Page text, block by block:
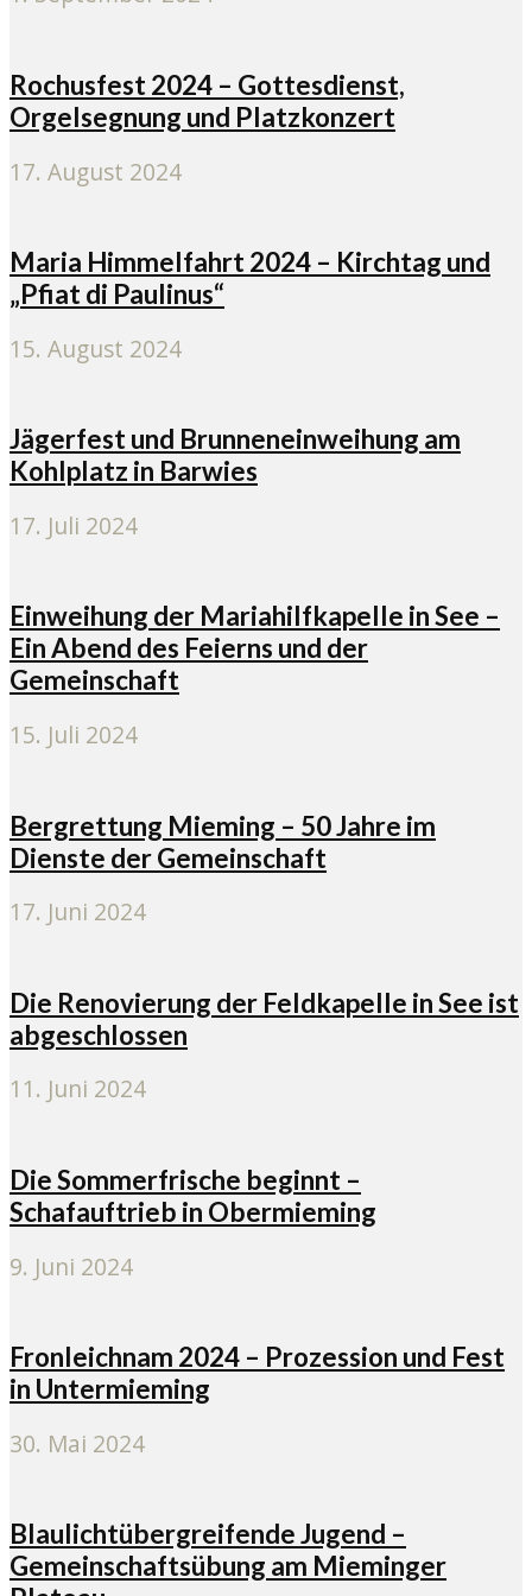
Rochusfest 2024 – Gottesdienst,
Orgelsegnung und Platzkonzert
17. August 2024
Maria Himmelfahrt 2024 – Kirchtag und
„Pfiat di Paulinus“
15. August 2024
Jägerfest und Brunneneinweihung am
Kohlplatz in Barwies
17. Juli 2024
Einweihung der Mariahilfkapelle in See –
Ein Abend des Feierns und der
Gemeinschaft
15. Juli 2024
Bergrettung Mieming – 50 Jahre im
Dienste der Gemeinschaft
17. Juni 2024
Die Renovierung der Feldkapelle in See ist
abgeschlossen
11. Juni 2024
Die Sommerfrische beginnt –
Schafauftrieb in Obermieming
9. Juni 2024
Fronleichnam 2024 – Prozession und Fest
in Untermieming
30. Mai 2024
Blaulichtübergreifende Jugend –
Gemeinschaftsübung am Mieminger